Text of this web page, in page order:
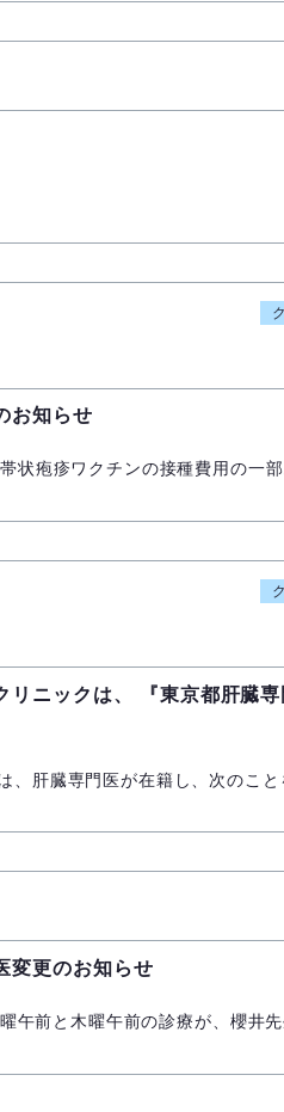
お知らせ
状疱疹ワクチンの接種費用の一部
リニックは、 『東京都肝臓
、肝臓専門医が在籍し、次のこと
変更のお知らせ
午前と木曜午前の診療が、櫻井